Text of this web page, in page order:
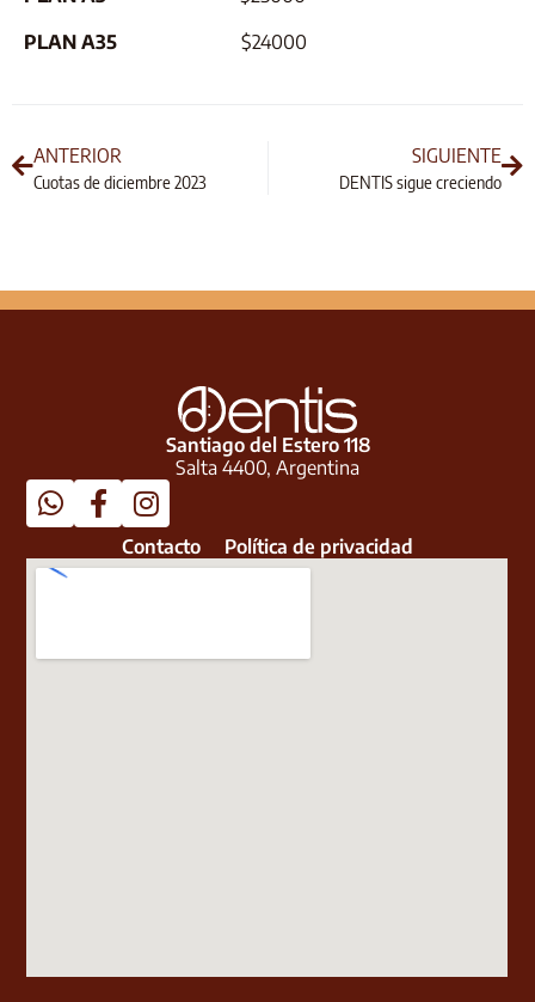
PLAN A35
$24000
ANTERIOR
Cuotas de diciembre 2023
SIGUIENTE
DENTIS sigue creciendo
Santiago del Estero 118
Salta 4400, Argentina
Contacto Política de privacidad